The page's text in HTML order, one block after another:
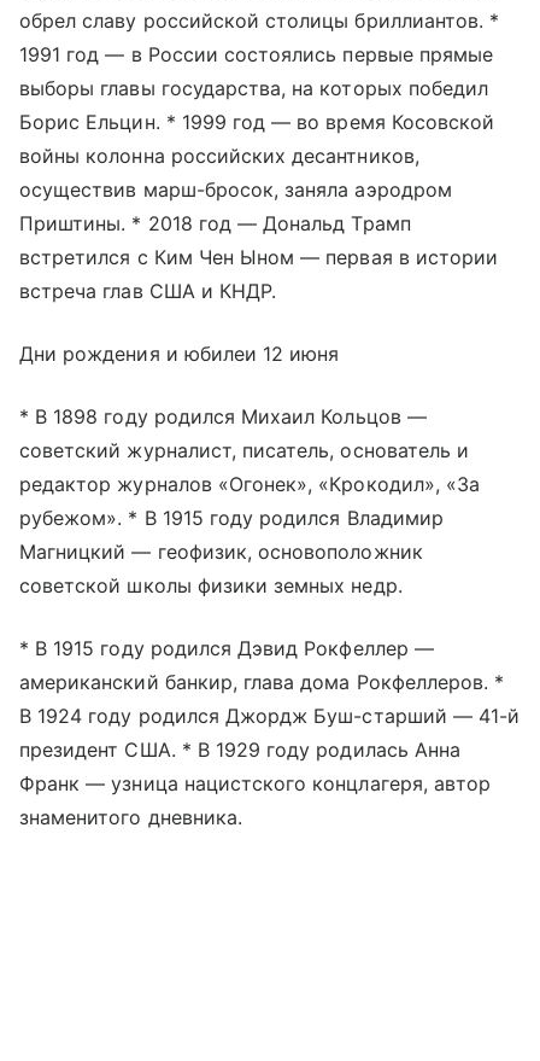
обрел славу российской столицы бриллиантов. *
1991 год — в России состоялись первые прямые
выборы главы государства, на которых победил
Борис Ельцин. * 1999 год — во время Косовской
войны колонна российских десантников,
осуществив марш-бросок, заняла аэродром
Приштины. * 2018 год — Дональд Трамп
встретился с Ким Чен Ыном — первая в истории
встреча глав США и КНДР.
Дни рождения и юбилеи 12 июня
* В 1898 году родился Михаил Кольцов —
советский журналист, писатель, основатель и
редактор журналов «Огонек», «Крокодил», «За
рубежом». * В 1915 году родился Владимир
Магницкий — геофизик, основоположник
советской школы физики земных недр.
* В 1915 году родился Дэвид Рокфеллер —
американский банкир, глава дома Рокфеллеров. *
В 1924 году родился Джордж Буш-старший — 41-й
президент США. * В 1929 году родилась Анна
Франк — узница нацистского концлагеря, автор
знаменитого дневника.